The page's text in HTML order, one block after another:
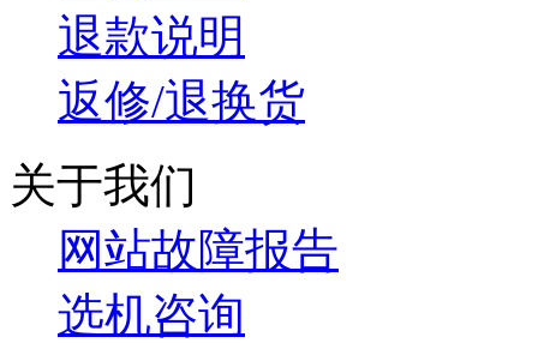
退款说明
返修/退换货
关于我们
网站故障报告
选机咨询